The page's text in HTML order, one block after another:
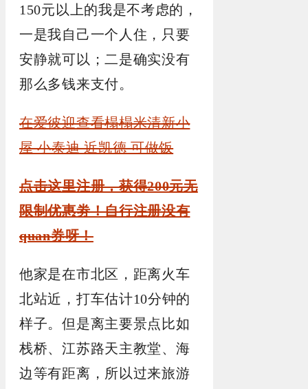
150元以上的我是不考虑的，
一是我自己一个人住，只要
安静就可以；二是确实没有
那么多钱来支付。
在爱彼迎查看榻榻米清新小
屋 小泰迪 近凯德 可做饭
点击这里注册，获得200元无
限制优惠劵！自行注册没有
quan券呀！
他家是在市北区，距离火车
北站近，打车估计10分钟的
样子。但是离主要景点比如
栈桥、江苏路天主教堂、海
边等有距离，所以过来旅游